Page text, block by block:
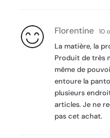
Florentine 10
La matière, la
Produit de très
même de
entoure la
plusieurs
articles. Je ne
pas cet achat.